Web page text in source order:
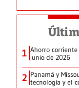
1 Ahorro
junio de 2026
2 Panamá y
tecnología y el